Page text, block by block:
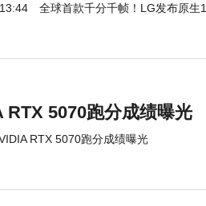
全球首款千分千帧！LG发布原生
RTX 5070跑分成绩曝光
RTX 5070跑分成绩曝光